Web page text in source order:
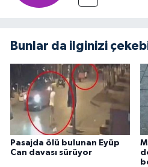
Bunlar da ilginizi
Pasajda ölü bulunan Eyüp
Can davası sürüyor